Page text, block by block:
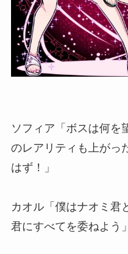
ソフィア「ボスは何
のレアリティも上がっ
はず！」
カオル「僕はナオミ君
君にすべてを委ねよう」